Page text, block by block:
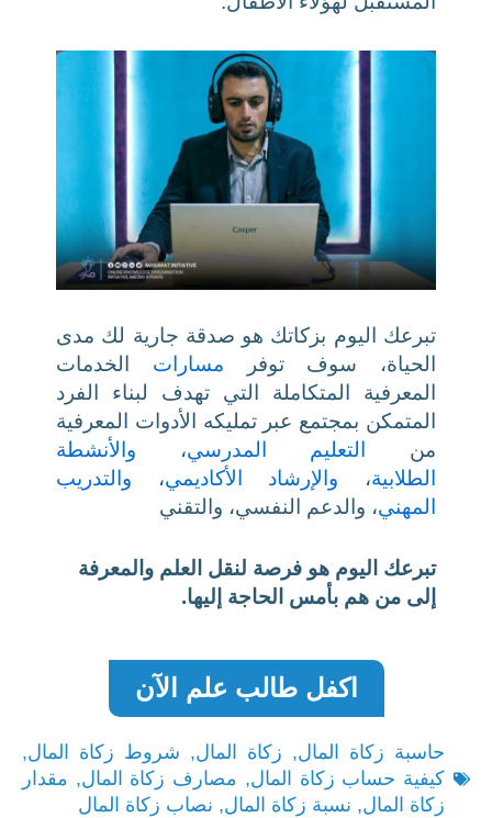
تبرعك اليوم بزكاتك هو صدقة جارية لك مدى
الحياة، سوف توفر مسارات الخدمات
المعرفية المتكاملة التي تهدف لبناء الفرد
المتمكن بمجتمع عبر تمليكه الأدوات المعرفية
من
التعليم المدرسي، والأنشطة
الطلابية، والإرشاد الأكاديمي،
والتدريب
المهني، والدعم النفسي، والتقني
تبرعك اليوم هو فرصة لنقل العلم والمعرفة
إلى من هم بأمس الحاجة إليها.
اكفل طالب علم الآن
حاسبة زكاة المال, زكاة المال, شروط زكاة المال,
كيفية حساب زكاة المال, مصارف زكاة المال, مقدار
زكاة المال, نسبة زكاة المال, نصاب زكاة المال